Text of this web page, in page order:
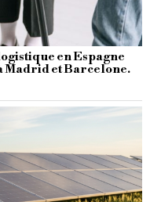
en Espagne
Madrid et Barcelone.